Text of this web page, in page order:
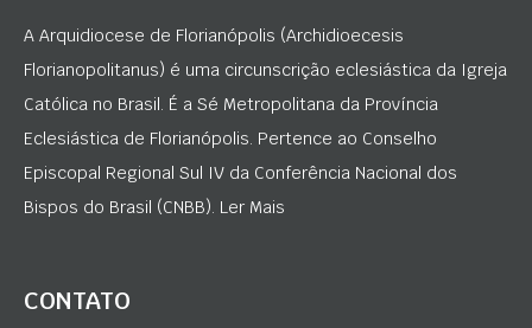
A Arquidiocese de Florianópolis (Archidioecesis
Florianopolitanus) é uma circunscrição eclesiástica da Igreja
Católica no Brasil. É a Sé Metropolitana da Província
Eclesiástica de Florianópolis. Pertence ao Conselho
Episcopal Regional Sul IV da Conferência Nacional dos
Bispos do Brasil (CNBB). Ler Mais
CONTATO